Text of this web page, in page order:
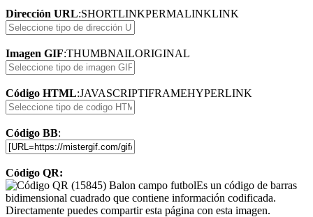
Dirección URL:SHORTLINKPERMALINKLINK
Imagen GIF:THUMBNAILORIGINAL
Código HTML:JAVASCRIPTIFRAMEHYPERLINK
Código BB:
Código QR:
Es un código de barras
bidimensional cuadrado que contiene información codificada.
Directamente puedes compartir esta página con esta imagen.